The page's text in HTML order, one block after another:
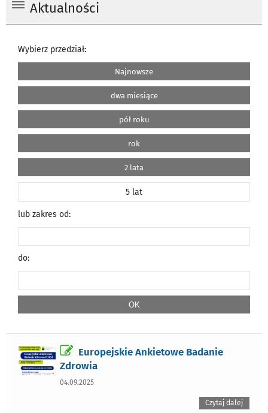
Aktualności
Wybierz przedział:
Najnowsze
dwa miesiące
pół roku
rok
2 lata
5 lat
lub zakres od:
do:
Europejskie Ankietowe Badanie
Zdrowia
04.09.2025
Czytaj dalej